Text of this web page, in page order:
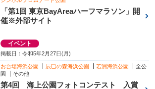
「第1回 東京BayAreaハーフマラソン」開
催※外部サイト
イベント
掲載日：令和5年2月27日(月)
お台場海浜公園 辰巳の森海浜公園 若洲海浜公園
全公
園
その他
第4回 海上公園フォトコンテスト 入賞